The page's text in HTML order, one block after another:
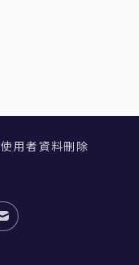
使用者資料刪除